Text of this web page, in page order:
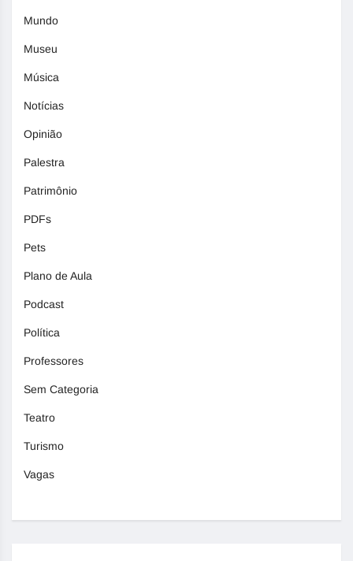
Mundo
Museu
Música
Notícias
Opinião
Palestra
Patrimônio
PDFs
Pets
Plano de Aula
Podcast
Política
Professores
Sem Categoria
Teatro
Turismo
Vagas